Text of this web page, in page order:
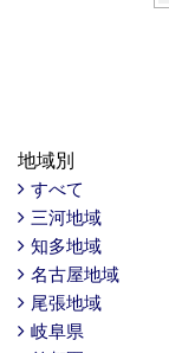
地域別
すべて
三河地域
知多地域
名古屋地域
尾張地域
岐阜県